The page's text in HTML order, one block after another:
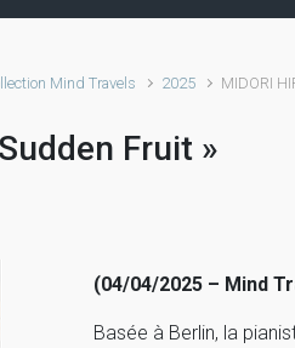
Mind Travels 2025 MIDORI
Fruit »
(04/04/2025 – Mind
Basée à Berlin, la